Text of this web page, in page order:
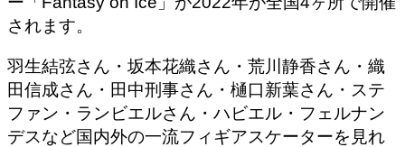
されます。
羽生結弦さん・坂本花織さん・荒川静香さん・織
田信成さん・田中刑事さん・樋口新葉さん・ステ
ファン・ランビエルさん・ハビエル・フェルナン
デスなど国内外の一流フィギアスケーターを見れ